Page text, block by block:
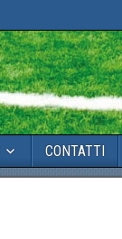
CONTATTI